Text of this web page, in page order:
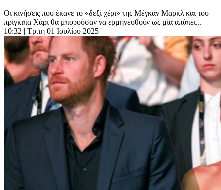
Οι κινήσεις που έκανε το «δεξί χέρι» της Μέγκαν Μαρκλ και του
πρίγκιπα Χάρι θα μπορούσαν να ερμηνευθούν ως μία απόπει...
10:32 | Τρίτη 01 Ιουλίου 2025